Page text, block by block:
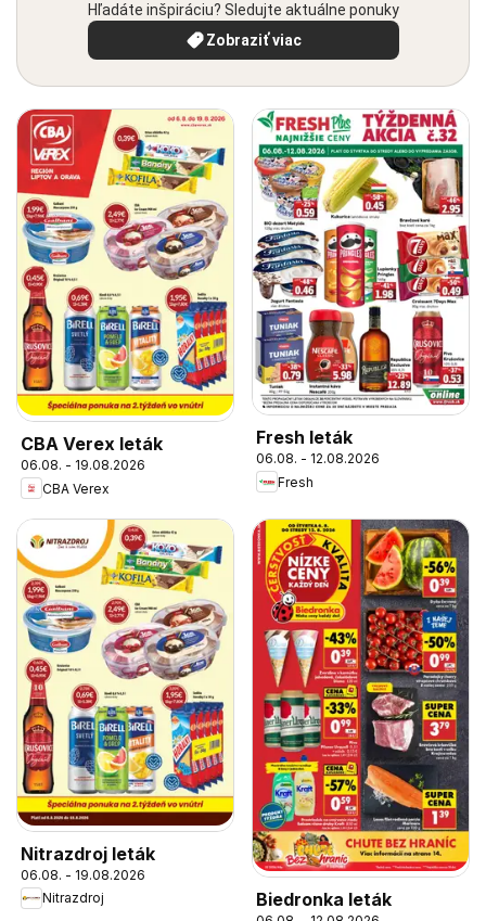
Hľadáte inšpiráciu? Sledujte aktuálne ponuky
Zobraziť viac
CBA Verex leták
06.08. - 19.08.2026
CBA Verex
Fresh leták
06.08. - 12.08.2026
Fresh
Nitrazdroj leták
06.08. - 19.08.2026
Nitrazdroj
Biedronka leták